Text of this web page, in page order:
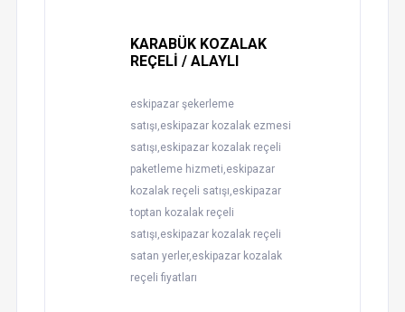
KARABÜK KOZALAK
REÇELİ / ALAYLI
eskipazar şekerleme
satışı,eskipazar kozalak ezmesi
satışı,eskipazar kozalak reçeli
paketleme hizmeti,eskipazar
kozalak reçeli satışı,eskipazar
toptan kozalak reçeli
satışı,eskipazar kozalak reçeli
satan yerler,eskipazar kozalak
reçeli fiyatları